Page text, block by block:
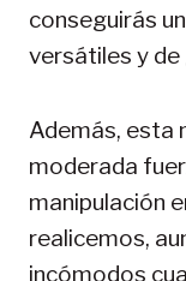
conseguirás
versátiles y
Además, esta
moderada
manipulación
realicemos,
incómodos